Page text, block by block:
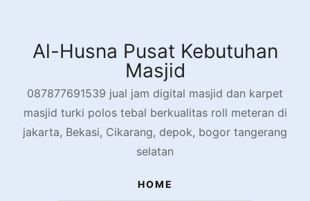
contentAl-Husna Pusat Kebutuhan
Masjid
087877691539 jual jam digital masjid dan karpet
masjid turki polos tebal berkualitas roll meteran di
jakarta, Bekasi, Cikarang, depok, bogor tangerang
selatan
HOME